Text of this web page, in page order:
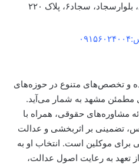
مشهد – مشهد، بلوارسجاد، سجاد۶، پلاک ۲۲۰
۰۹۱۵۶۰۲۴۰۰۴
و تخصص‌های متنوع در حوزه‌های
مطمئن مشهد به شمار می‌آید.
مشاوره‌های حقوقی، همراه با
تضمینی بر اثربخشی و عدالت
برای موکلین است. انتخاب او به
تعهد به رعایت اصول عدالت،